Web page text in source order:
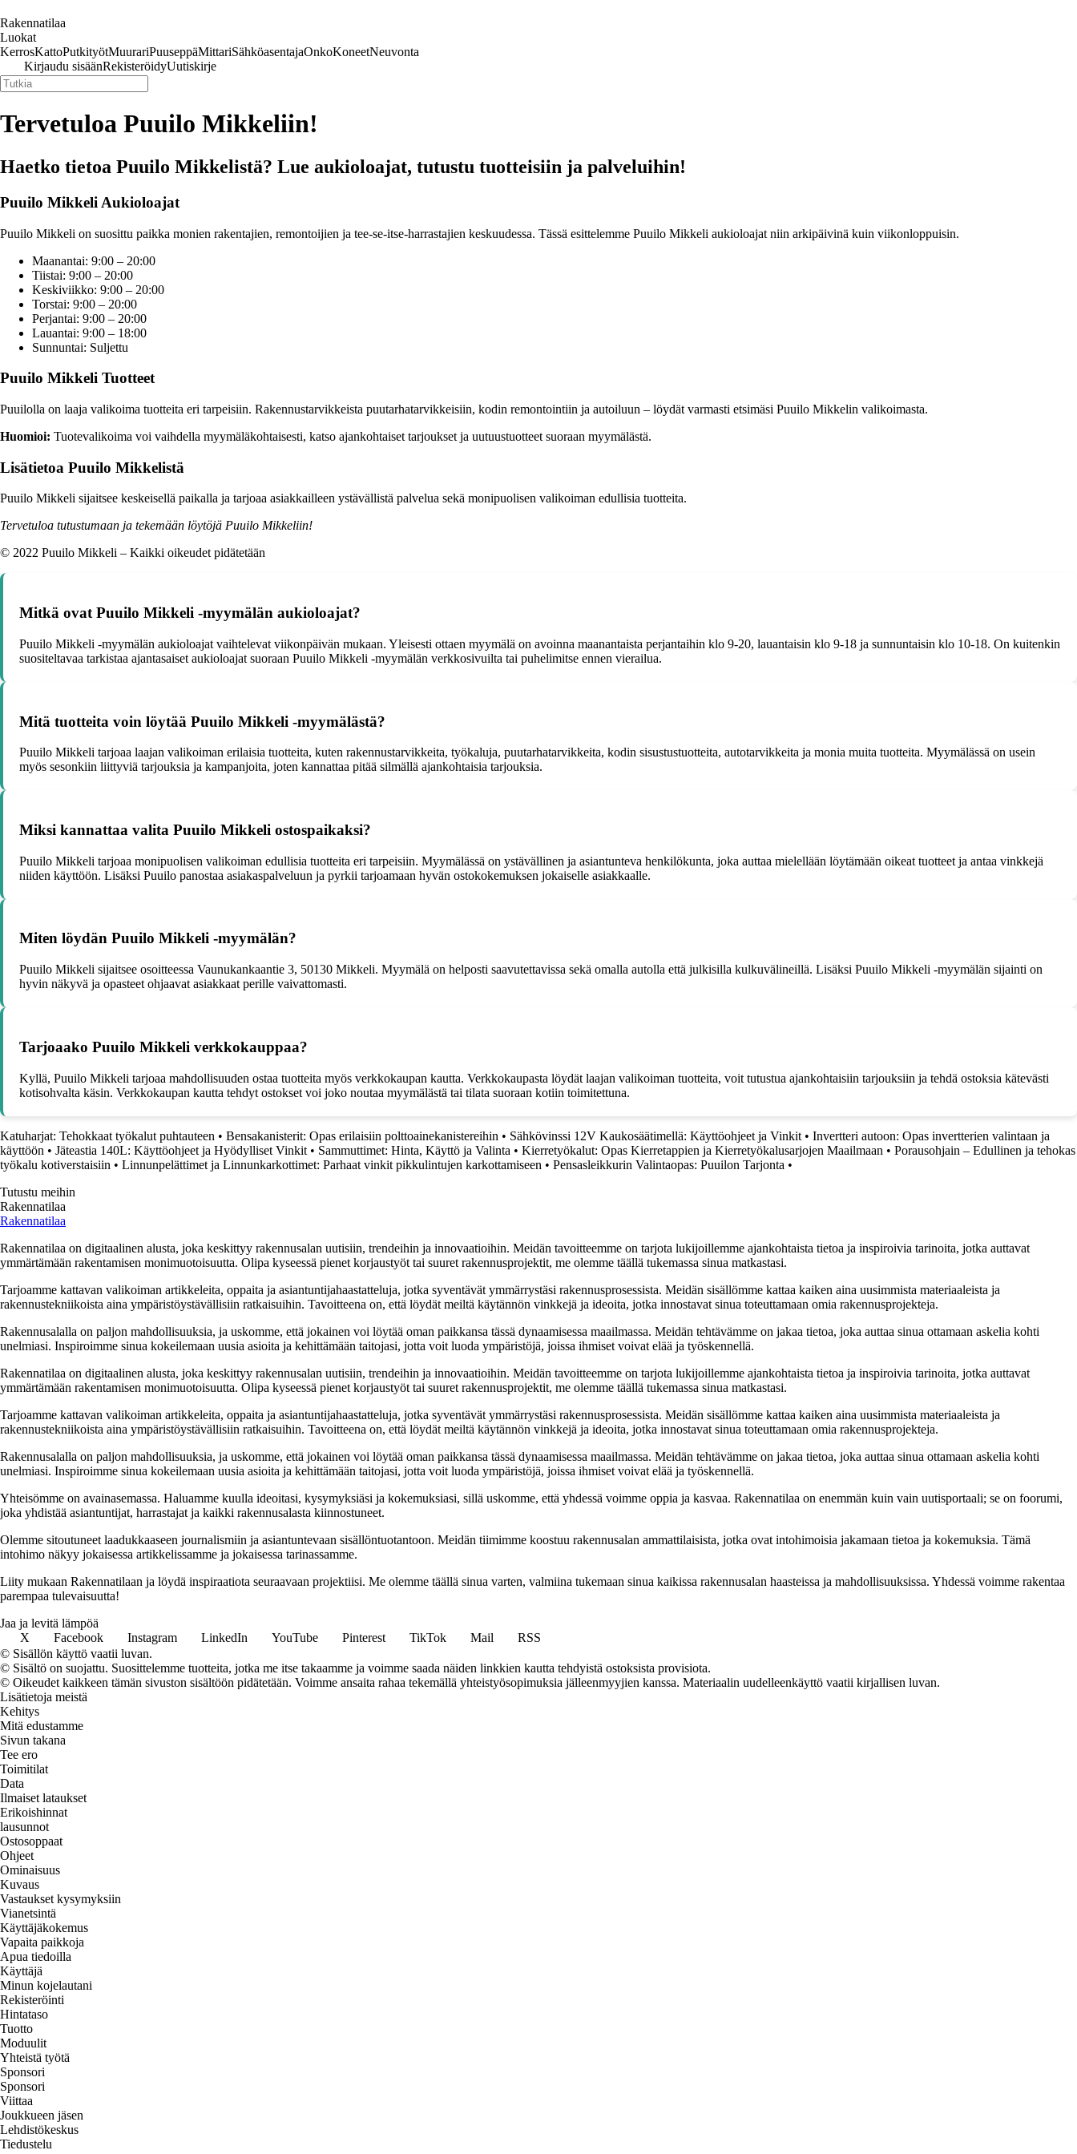
Rakennatilaa
Luokat
KerrosKattoPutkityötMuurariPuuseppäMittariSähköasentajaOnkoKoneetNeuvonta
Kirjaudu sisäänRekisteröidyUutiskirje
Tervetuloa Puuilo Mikkeliin!
Haetko tietoa Puuilo Mikkelistä? Lue aukioloajat, tutustu tuotteisiin ja palveluihin!
Puuilo Mikkeli Aukioloajat
Puuilo Mikkeli on suosittu paikka monien rakentajien, remontoijien ja tee-se-itse-harrastajien keskuudessa. Tässä esittelemme Puuilo Mikkeli aukioloajat niin arkipäivinä kuin viikonloppuisin.
Maanantai: 9:00 – 20:00
Tiistai: 9:00 – 20:00
Keskiviikko: 9:00 – 20:00
Torstai: 9:00 – 20:00
Perjantai: 9:00 – 20:00
Lauantai: 9:00 – 18:00
Sunnuntai: Suljettu
Puuilo Mikkeli Tuotteet
Puuilolla on laaja valikoima tuotteita eri tarpeisiin. Rakennustarvikkeista puutarhatarvikkeisiin, kodin remontointiin ja autoiluun – löydät varmasti etsimäsi Puuilo Mikkelin valikoimasta.
Huomioi: Tuotevalikoima voi vaihdella myymäläkohtaisesti, katso ajankohtaiset tarjoukset ja uutuustuotteet suoraan myymälästä.
Lisätietoa Puuilo Mikkelistä
Puuilo Mikkeli sijaitsee keskeisellä paikalla ja tarjoaa asiakkailleen ystävällistä palvelua sekä monipuolisen valikoiman edullisia tuotteita.
Tervetuloa tutustumaan ja tekemään löytöjä Puuilo Mikkeliin!
© 2022 Puuilo Mikkeli – Kaikki oikeudet pidätetään
Mitkä ovat Puuilo Mikkeli -myymälän aukioloajat?
Puuilo Mikkeli -myymälän aukioloajat vaihtelevat viikonpäivän mukaan. Yleisesti ottaen myymälä on avoinna maanantaista perjantaihin klo 9-20, lauantaisin klo 9-18 ja sunnuntaisin klo 10-18. On kuitenkin
suositeltavaa tarkistaa ajantasaiset aukioloajat suoraan Puuilo Mikkeli -myymälän verkkosivuilta tai puhelimitse ennen vierailua.
Mitä tuotteita voin löytää Puuilo Mikkeli -myymälästä?
Puuilo Mikkeli tarjoaa laajan valikoiman erilaisia tuotteita, kuten rakennustarvikkeita, työkaluja, puutarhatarvikkeita, kodin sisustustuotteita, autotarvikkeita ja monia muita tuotteita. Myymälässä on usein
myös sesonkiin liittyviä tarjouksia ja kampanjoita, joten kannattaa pitää silmällä ajankohtaisia tarjouksia.
Miksi kannattaa valita Puuilo Mikkeli ostospaikaksi?
Puuilo Mikkeli tarjoaa monipuolisen valikoiman edullisia tuotteita eri tarpeisiin. Myymälässä on ystävällinen ja asiantunteva henkilökunta, joka auttaa mielellään löytämään oikeat tuotteet ja antaa vinkkejä
niiden käyttöön. Lisäksi Puuilo panostaa asiakaspalveluun ja pyrkii tarjoamaan hyvän ostokokemuksen jokaiselle asiakkaalle.
Miten löydän Puuilo Mikkeli -myymälän?
Puuilo Mikkeli sijaitsee osoitteessa Vaunukankaantie 3, 50130 Mikkeli. Myymälä on helposti saavutettavissa sekä omalla autolla että julkisilla kulkuvälineillä. Lisäksi Puuilo Mikkeli -myymälän sijainti on
hyvin näkyvä ja opasteet ohjaavat asiakkaat perille vaivattomasti.
Tarjoaako Puuilo Mikkeli verkkokauppaa?
Kyllä, Puuilo Mikkeli tarjoaa mahdollisuuden ostaa tuotteita myös verkkokaupan kautta. Verkkokaupasta löydät laajan valikoiman tuotteita, voit tutustua ajankohtaisiin tarjouksiin ja tehdä ostoksia kätevästi
kotisohvalta käsin. Verkkokaupan kautta tehdyt ostokset voi joko noutaa myymälästä tai tilata suoraan kotiin toimitettuna.
Katuharjat: Tehokkaat työkalut puhtauteen • Bensakanisterit: Opas erilaisiin polttoainekanistereihin • Sähkövinssi 12V Kaukosäätimellä: Käyttöohjeet ja Vinkit • Invertteri autoon: Opas invertterien valintaan ja
käyttöön • Jäteastia 140L: Käyttöohjeet ja Hyödylliset Vinkit • Sammuttimet: Hinta, Käyttö ja Valinta • Kierretyökalut: Opas Kierretappien ja Kierretyökalusarjojen Maailmaan • Porausohjain – Edullinen ja tehokas
työkalu kotiverstaisiin • Linnunpelättimet ja Linnunkarkottimet: Parhaat vinkit pikkulintujen karkottamiseen • Pensasleikkurin Valintaopas: Puuilon Tarjonta •
Tutustu meihin
Rakennatilaa
Rakennatilaa
Rakennatilaa on digitaalinen alusta, joka keskittyy rakennusalan uutisiin, trendeihin ja innovaatioihin. Meidän tavoitteemme on tarjota lukijoillemme ajankohtaista tietoa ja inspiroivia tarinoita, jotka auttavat
ymmärtämään rakentamisen monimuotoisuutta. Olipa kyseessä pienet korjaustyöt tai suuret rakennusprojektit, me olemme täällä tukemassa sinua matkastasi.
Tarjoamme kattavan valikoiman artikkeleita, oppaita ja asiantuntijahaastatteluja, jotka syventävät ymmärrystäsi rakennusprosessista. Meidän sisällömme kattaa kaiken aina uusimmista materiaaleista ja
rakennustekniikoista aina ympäristöystävällisiin ratkaisuihin. Tavoitteena on, että löydät meiltä käytännön vinkkejä ja ideoita, jotka innostavat sinua toteuttamaan omia rakennusprojekteja.
Rakennusalalla on paljon mahdollisuuksia, ja uskomme, että jokainen voi löytää oman paikkansa tässä dynaamisessa maailmassa. Meidän tehtävämme on jakaa tietoa, joka auttaa sinua ottamaan askelia kohti
unelmiasi. Inspiroimme sinua kokeilemaan uusia asioita ja kehittämään taitojasi, jotta voit luoda ympäristöjä, joissa ihmiset voivat elää ja työskennellä.
Rakennatilaa on digitaalinen alusta, joka keskittyy rakennusalan uutisiin, trendeihin ja innovaatioihin. Meidän tavoitteemme on tarjota lukijoillemme ajankohtaista tietoa ja inspiroivia tarinoita, jotka auttavat
ymmärtämään rakentamisen monimuotoisuutta. Olipa kyseessä pienet korjaustyöt tai suuret rakennusprojektit, me olemme täällä tukemassa sinua matkastasi.
Tarjoamme kattavan valikoiman artikkeleita, oppaita ja asiantuntijahaastatteluja, jotka syventävät ymmärrystäsi rakennusprosessista. Meidän sisällömme kattaa kaiken aina uusimmista materiaaleista ja
rakennustekniikoista aina ympäristöystävällisiin ratkaisuihin. Tavoitteena on, että löydät meiltä käytännön vinkkejä ja ideoita, jotka innostavat sinua toteuttamaan omia rakennusprojekteja.
Rakennusalalla on paljon mahdollisuuksia, ja uskomme, että jokainen voi löytää oman paikkansa tässä dynaamisessa maailmassa. Meidän tehtävämme on jakaa tietoa, joka auttaa sinua ottamaan askelia kohti
unelmiasi. Inspiroimme sinua kokeilemaan uusia asioita ja kehittämään taitojasi, jotta voit luoda ympäristöjä, joissa ihmiset voivat elää ja työskennellä.
Yhteisömme on avainasemassa. Haluamme kuulla ideoitasi, kysymyksiäsi ja kokemuksiasi, sillä uskomme, että yhdessä voimme oppia ja kasvaa. Rakennatilaa on enemmän kuin vain uutisportaali; se on foorumi,
joka yhdistää asiantuntijat, harrastajat ja kaikki rakennusalasta kiinnostuneet.
Olemme sitoutuneet laadukkaaseen journalismiin ja asiantuntevaan sisällöntuotantoon. Meidän tiimimme koostuu rakennusalan ammattilaisista, jotka ovat intohimoisia jakamaan tietoa ja kokemuksia. Tämä
intohimo näkyy jokaisessa artikkelissamme ja jokaisessa tarinassamme.
Liity mukaan Rakennatilaan ja löydä inspiraatiota seuraavaan projektiisi. Me olemme täällä sinua varten, valmiina tukemaan sinua kaikissa rakennusalan haasteissa ja mahdollisuuksissa. Yhdessä voimme rakentaa
parempaa tulevaisuutta!
Jaa ja levitä lämpöä
X
Facebook Instagram LinkedIn YouTube Pinterest TikTok Mail
RSS
© Sisällön käyttö vaatii luvan.
© Sisältö on suojattu. Suosittelemme tuotteita, jotka me itse takaamme ja voimme saada näiden linkkien kautta tehdyistä ostoksista provisiota.
© Oikeudet kaikkeen tämän sivuston sisältöön pidätetään. Voimme ansaita rahaa tekemällä yhteistyösopimuksia jälleenmyyjien kanssa. Materiaalin uudelleenkäyttö vaatii kirjallisen luvan.
Lisätietoja meistä
Kehitys
Mitä edustamme
Sivun takana
Tee ero
Toimitilat
Data
Ilmaiset lataukset
Erikoishinnat
lausunnot
Ostosoppaat
Ohjeet
Ominaisuus
Kuvaus
Vastaukset kysymyksiin
Vianetsintä
Käyttäjäkokemus
Vapaita paikkoja
Apua tiedoilla
Käyttäjä
Minun kojelautani
Rekisteröinti
Hintataso
Tuotto
Moduulit
Yhteistä työtä
Sponsori
Sponsori
Viittaa
Joukkueen jäsen
Lehdistökeskus
Tiedustelu